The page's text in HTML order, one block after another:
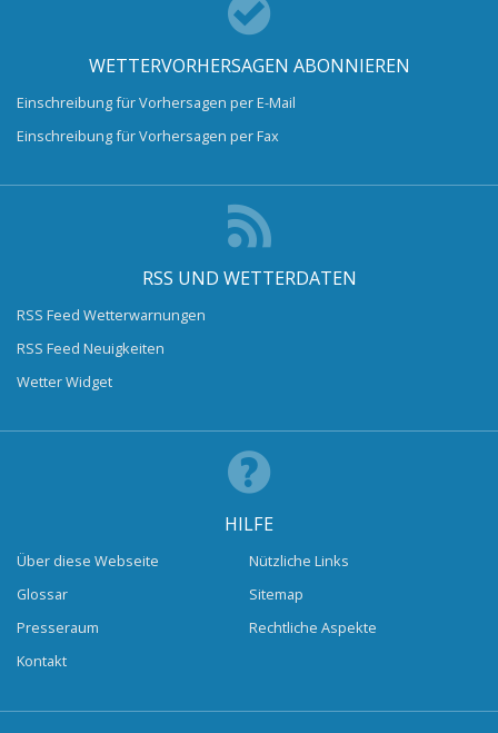
WETTERVORHERSAGEN ABONNIEREN
Einschreibung für Vorhersagen per E-Mail
Einschreibung für Vorhersagen per Fax
RSS UND WETTERDATEN
RSS Feed Wetterwarnungen
RSS Feed Neuigkeiten
Wetter Widget
HILFE
Über diese Webseite
Glossar
Presseraum
Kontakt
Nützliche Links
Sitemap
Rechtliche Aspekte